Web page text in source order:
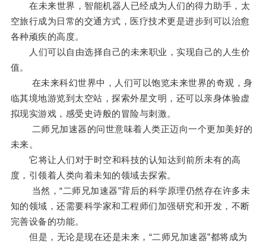
在未来世界，智能机器人已经成为人们的得力助手，太
空旅行成为日常的交通方式，医疗技术更是进步到可以治愈
各种顽疾的高度。
人们可以自由选择自己的未来职业，实现自己的人生价
值。
在未来科幻世界中，人们可以饱览未来世界的奇观，身
临其境地游览到太空站，探索外星文明，还可以亲身体验虚
拟现实游戏，感受史诗般的冒险与刺激。
二师兄加速器的问世意味着人类正迈向一个更加美好的
未来。
它将让人们对于时空和科技的认知达到前所未有的高
度，引领着人类向着未知的领域去探索。
当然，“二师兄加速器”背后的科学原理仍然存在许多未
知的领域，还需要科学家和工程师们加强研究和开发，不断
完善设备的功能。
但是，无论是现在还是未来，“二师兄加速器”都将成为